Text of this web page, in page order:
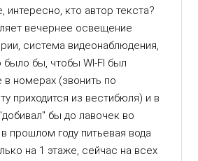
интересно, кто автор текста?
вечернее освещение
система видеонаблюдения,
было бы, чтобы WI-FI был
в номерах (звонить по
приходится из вестибюля) и в
бы до лавочек во
прошлом году питьевая вода
на 1 этаже, сейчас на всех